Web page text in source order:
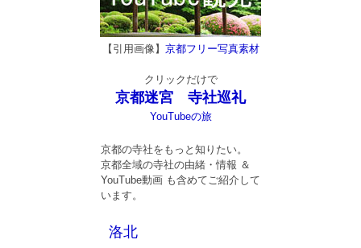
【引用画像】 京都フリー写真素材
クリックだけで
京都迷宮 寺社巡礼
YouTubeの旅
京都の寺社をもっと知りたい。
京都全域の寺社の由緒・情報 ＆
YouTube動画 も含めてご紹介して
います。
洛北